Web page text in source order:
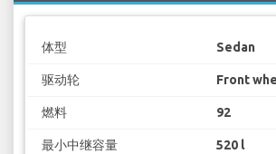
体型 Sedan
驱动轮 Front
燃料 92
最小中继容量 520 l